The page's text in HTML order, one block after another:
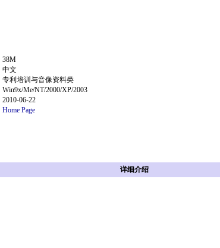
38M
中文
专利培训与音像资料类
Win9x/Me/NT/2000/XP/2003
2010-06-22
Home Page
详细介绍